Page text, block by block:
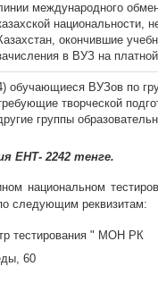
международного
национальности,
окончившие
в ВУЗ на
обучающиеся ВУЗов по
творческой
группы
ЕНТ- 2242 тенге.
национальном
следующим реквизитам:
тестирования " МОН РК
60